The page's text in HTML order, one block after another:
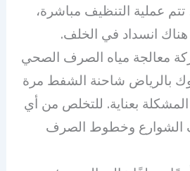
تتم عملية التنظيف مباشرة،
انسداد في الخلف.
معالجة مياه الصرف الصحي
بالرياض شاحنة الشفط مرة
بعناية. للتخلص من أي
الشوارع وخطوط الصرف